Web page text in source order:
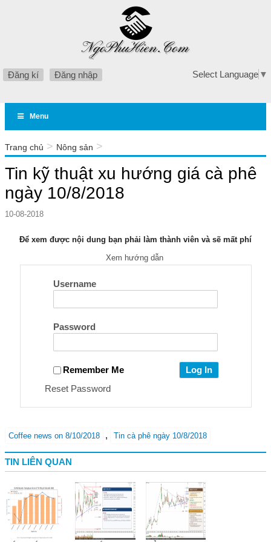
Đăng kí Đăng nhập Select Language ▼
Menu
Trang chủ > Nông sản >
Tin kỹ thuật xu hướng giá cà phê
ngày 10/8/2018
10-08-2018
Để xem được nội dung bạn phải làm thành viên và sẽ mất phí
Xem hướng dẫn
Username
Password
Remember Me
Reset Password
Coffee news on 8/10/2018 , Tin cà phê ngày 10/8/2018
TIN LIÊN QUAN